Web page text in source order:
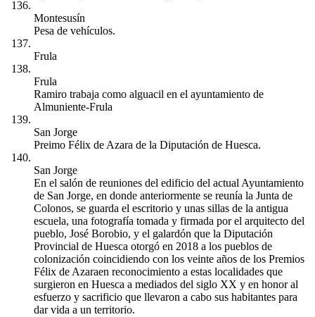
Montesusín
Pesa de vehículos.
Frula
Frula
Ramiro trabaja como alguacil en el ayuntamiento de
Almuniente-Frula
San Jorge
Preimo Félix de Azara de la Diputación de Huesca.
San Jorge
En el salón de reuniones del edificio del actual Ayuntamiento
de San Jorge, en donde anteriormente se reunía la Junta de
Colonos, se guarda el escritorio y unas sillas de la antigua
escuela, una fotografía tomada y firmada por el arquitecto del
pueblo, José Borobio, y el galardón que la Diputación
Provincial de Huesca otorgó en 2018 a los pueblos de
colonización coincidiendo con los veinte años de los Premios
Félix de Azaraen reconocimiento a estas localidades que
surgieron en Huesca a mediados del siglo XX y en honor al
esfuerzo y sacrificio que llevaron a cabo sus habitantes para
dar vida a un territorio.